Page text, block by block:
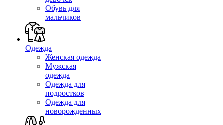
Обувь для
мальчиков
Одежда
Женская одежда
Мужская
одежда
Одежда для
подростков
Одежда для
новорожденных